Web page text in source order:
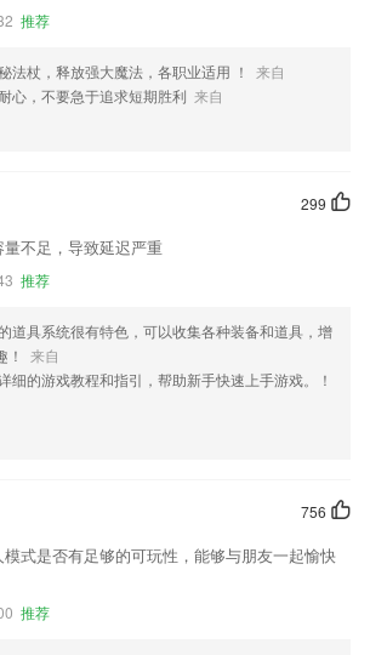
推荐
法杖，释放强大魔法，各职业适用 ！
来自
心，不要急于追求短期胜利 来自
299
不足，导致延迟严重
推荐
道具系统很有特色，可以收集各种装备和道具，增
！
来自
细的游戏教程和指引，帮助新手快速上手游戏。！
756
式是否有足够的可玩性，能够与朋友一起愉快
推荐